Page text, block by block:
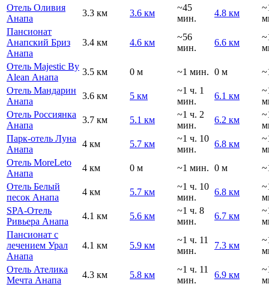
Отель Оливия
Анапа
3.3 км 3.6 км
~45
мин.
4.8 км
Пансионат
Анапский Бриз
Анапа
3.4 км 4.6 км
~56
мин.
6.6 км
Отель Majestic By
Alean Анапа
3.5 км 0 м ~1 мин. 0 м
Отель Мандарин
Анапа
3.6 км 5 км
~1 ч. 1
мин.
6.1 км
Отель Россиянка
Анапа
3.7 км 5.1 км
~1 ч. 2
мин.
6.2 км
Парк-отель Луна
Анапа
4 км 5.7 км
~1 ч. 10
мин.
6.8 км
Отель MoreLeto
Анапа
4 км 0 м ~1 мин. 0 м
Отель Белый
песок Анапа
4 км 5.7 км
~1 ч. 10
мин.
6.8 км
SPA-Отель
Ривьера Анапа
4.1 км 5.6 км
~1 ч. 8
мин.
6.7 км
Пансионат с
лечением Урал
Анапа
4.1 км 5.9 км
~1 ч. 11
мин.
7.3 км
Отель Ателика
Мечта Анапа
4.3 км 5.8 км
~1 ч. 11
мин.
6.9 км